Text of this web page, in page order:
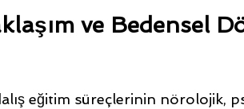
ve Bedensel
eğitim süreçlerinin nörolojik,